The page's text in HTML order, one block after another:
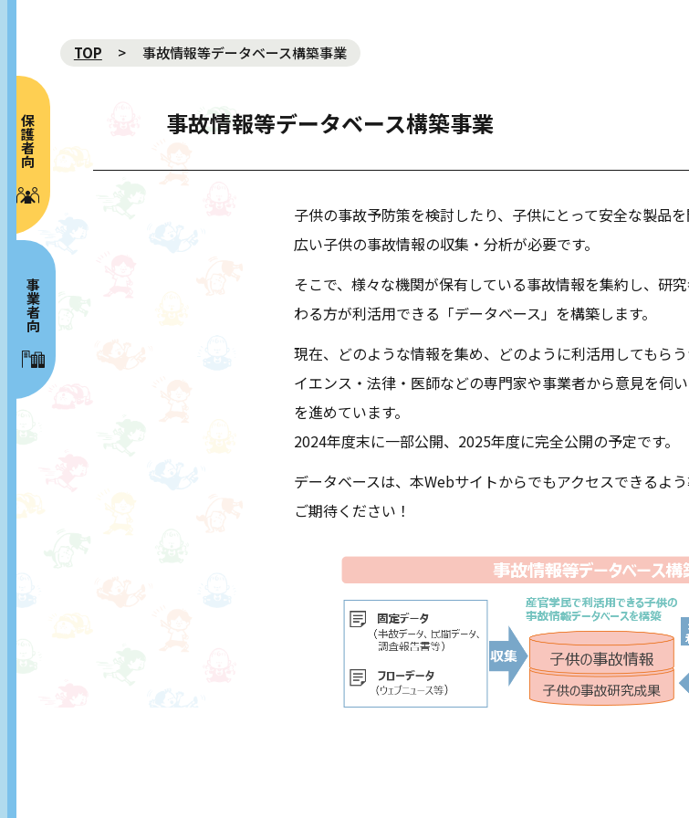
保護者向け
事業者向け
NEWS 新着
ABOUT プロジェクト概要
MOVIE 動画
GALLERY ギャラリー
RISK MAP リスクマップ
SPECIAL CONTENTS
TOP 事故情報等データベース構築事業
事故情報等データベース構築事業
子供の事故予防策を検討したり、子供にとって安全な製品
広い子供の事故情報の収集・分析が必要です。
そこで、様々な機関が保有している事故情報を集約し、研
わる方が利活用できる「データベース」を構築します。
現在、どのような情報を集め、どのように利活用してもら
イエンス・法律・医師などの専門家や事業者から意見を伺
を進めています。
2024年度末に一部公開、2025年度に完全公開の予定です。
データベースは、本Webサイトからでもアクセスできるよう
ご期待ください！